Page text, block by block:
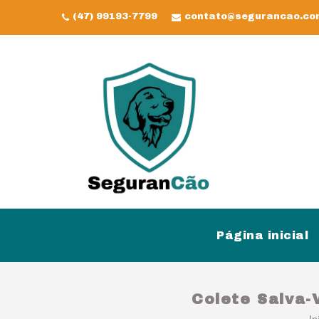
(47) 99193-7799
Página inicial
Colete Salva-